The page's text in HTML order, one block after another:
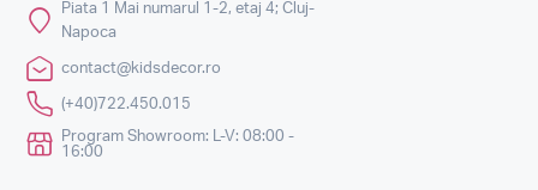
Piata 1 Mai numarul 1-2, etaj 4; Cluj-
Napoca
contact@kidsdecor.ro
(+40)722.450.015
Program Showroom: L-V: 08:00 -
16:00